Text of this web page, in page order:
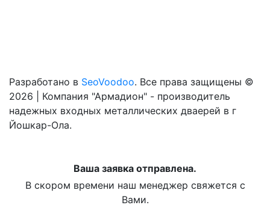
Разработано в SeoVoodoo. Все права защищены ©
2026 | Компания "Армадион" - производитель
надежных входных металлических дваерей в г
Йошкар-Ола.
Ваша заявка отправлена.
В скором времени наш менеджер свяжется с
Вами.